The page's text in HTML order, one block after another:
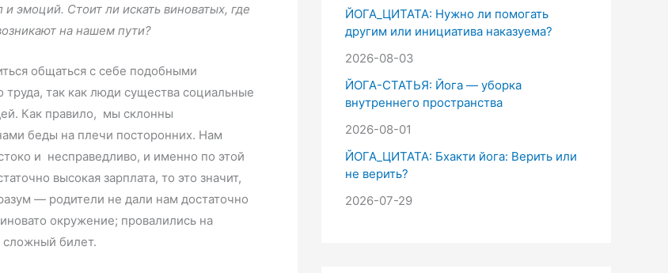
эмоций. Стоит ли искать виноватых, где
на нашем пути?
общаться с себе подобными
труда, так как люди существа социальные
Как правило, мы склонны
беды на плечи посторонних. Нам
и несправедливо, и именно по этой
высокая зарплата, то это значит,
— родители не дали нам достаточно
окружение; провалились на
сложный билет.
ЙОГА_ЦИТАТА: Нужно ли помогать
другим или инициатива наказуема?
2026-08-03
ЙОГА-СТАТЬЯ: Йога — уборка
внутреннего пространства
2026-08-01
ЙОГА_ЦИТАТА: Бхакти йога: Верить или
не верить?
2026-07-29